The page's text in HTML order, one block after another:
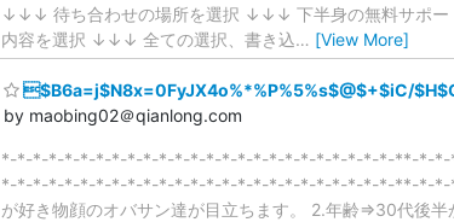
↓↓↓ 待ち合わせの場所を選択 ↓↓↓ 下半身の無料サポ
内容を選択 ↓↓↓ 全ての選択、書き込… [View More]
$B6a=j$N8x=0FyJX4o%*%P%5%s$@$+$iC/
by maobing02＠qianlong.com
*-*-*-*-*-*-*-*-*-*-*-*-*-*-*-*-*-*-*-*-*-*-*-*-*-**-*-*-*-*-*
*-*-*-*-*-*-*-*-*-*-*-*-*-*-*-*-*-*-*-*-*-*-*-*-*-**-*-*-*-*-*
が好き物顔のオバサン達が目立ちます。 2.年齢⇒30代後